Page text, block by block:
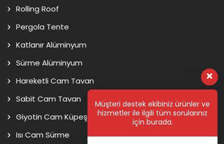
Rolling Roof
Pergola Tente
Katlanır Alüminyum
Sürme Alüminyum
Hareketli Cam Tavan
Sabit Cam Tavan
Giyotin Cam Küpeşte
Isı Cam Sürme
Müşteri destek ekibiniz ürünler ve
hizmetler ile ilgili tüm sorularınız
için burada.